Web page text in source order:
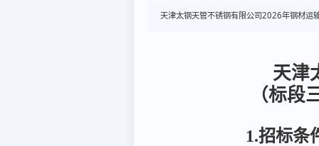
天津太钢天管不锈钢有限公司2026年钢材运
天津
（标段
1.招标条